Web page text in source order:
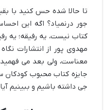
تا حالا شده حس کنید با
جور درنمیاد؟ اگه این
کتاب نیست، یه رفیقه؛ یه
مهدوی پور از انتشارات
معناست، ولی بعد می
جی داشته باشیم و ببینیم